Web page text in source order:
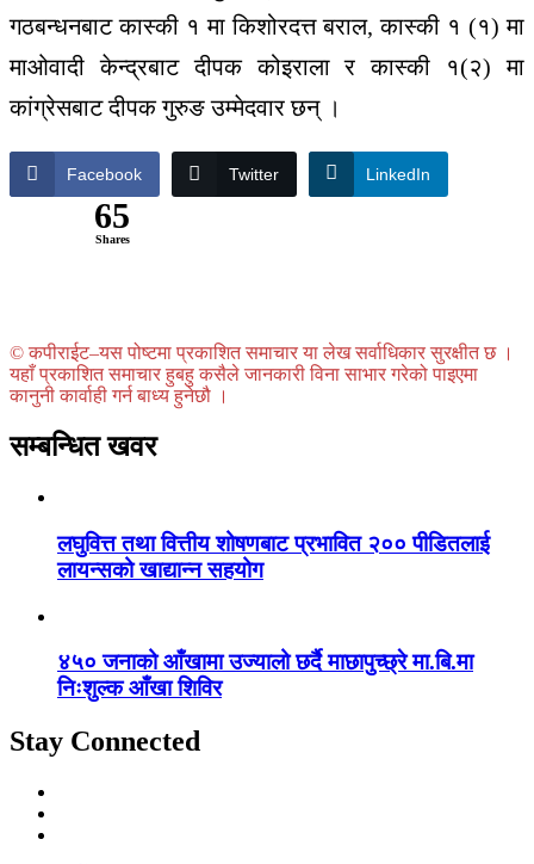
गठबन्धनबाट कास्की १ मा किशोरदत्त बराल, कास्की १ (१) मा
माओवादी केन्द्रबाट दीपक कोइराला र कास्की १(२) मा
कांग्रेसबाट दीपक गुरुङ उम्मेदवार छन् ।
Facebook Twitter LinkedIn
65
Shares
© कपीराईट–यस पोष्टमा प्रकाशित समाचार या लेख सर्वाधिकार सुरक्षीत छ ।
यहाँ प्रकाशित समाचार हुबहु कसैले जानकारी विना साभार गरेको पाइएमा
कानुनी कार्वाही गर्न बाध्य हुनेछौ ।
सम्बन्धित खवर
लघुवित्त तथा वित्तीय शोषणबाट प्रभावित २०० पीडितलाई
लायन्सको खाद्यान्न सहयोग
४५० जनाको आँखामा उज्यालो छर्दै माछापुच्छ्रे मा.बि.मा
निःशुल्क आँखा शिविर
Stay Connected